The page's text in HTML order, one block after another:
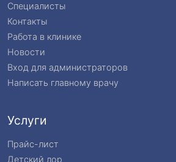
Специалисты
Контакты
Работа в клинике
Новости
Вход для администраторов
Написать главному врачу
Услуги
Прайс-лист
Детский лор